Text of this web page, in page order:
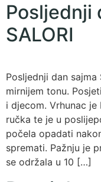
Posljednji
SALORI
Posljednji dan
mirnijem tonu.
i djecom. Vrhunac je
ručka te je u
počela opadati
spremati. Pažnju je
se održala u 10 […]